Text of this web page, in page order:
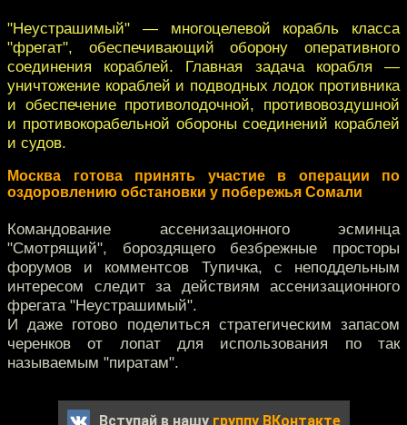
"Неустрашимый" — многоцелевой корабль класса
"фрегат", обеспечивающий оборону оперативного
соединения кораблей. Главная задача корабля —
уничтожение кораблей и подводных лодок противника
и обеспечение противолодочной, противовоздушной
и противокорабельной обороны соединений кораблей
и судов.
Москва готова принять участие в операции по
оздоровлению обстановки у побережья Сомали
Командование ассенизационного эсминца
"Смотрящий", бороздящего безбрежные просторы
форумов и комментсов Тупичка, с неподдельным
интересом следит за действиям ассенизационного
фрегата "Неустрашимый".
И даже готово поделиться стратегическим запасом
черенков от лопат для использования по так
называемым "пиратам".
Вступай в нашу группу ВКонтакте